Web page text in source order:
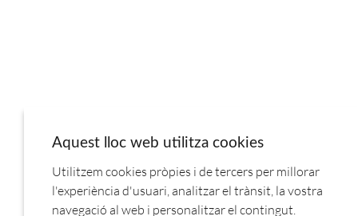
CACEROLA INOX 24CM TAPA CRISTAL PROFESIONAL
A340335.BRA
Aquest lloc web utilitza cookies
Utilitzem cookies pròpies i de tercers per millorar
l'experiència d'usuari, analitzar el trànsit, la vostra
navegació al web i personalitzar el contingut.